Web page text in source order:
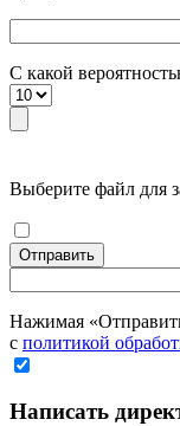
С какой
Выберите файл для
Отправить
Нажимая
с политикой
Написать